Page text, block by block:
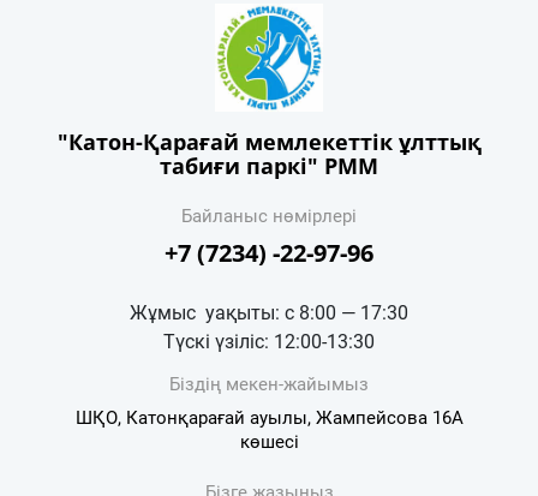
"Катон-Қарағай мемлекеттік ұлттық
табиғи паркі" РММ
Байланыс нөмірлері
+7 (7234) -22-97-96
Жұмыс уақыты: с 8:00 — 17:30
Түскі үзіліс: 12:00-13:30
Біздің мекен-жайымыз
ШҚО, Катонқарағай ауылы, Жампейсова 16А
көшесі​​​​​​​​​​​​​​​​​​​​​